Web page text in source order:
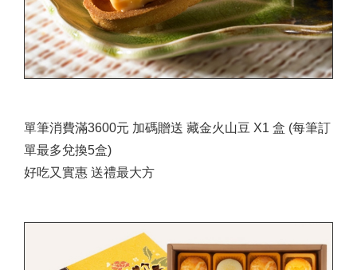
單筆消費滿3600元 加碼贈送 藏金火山豆 X1 盒 (每筆訂
單最多兌換5盒)
好吃又實惠 送禮最大方